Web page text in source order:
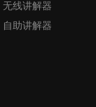
无线讲解器
自助讲解器